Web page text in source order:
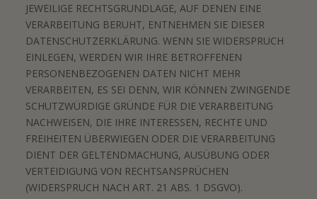
JEWEILIGE RECHTSGRUNDLAGE, AUF DENEN EINE
VERARBEITUNG BERUHT, ENTNEHMEN SIE DIESER
DATENSCHUTZERKLÄRUNG. WENN SIE WIDERSPRUCH
EINLEGEN, WERDEN WIR IHRE BETROFFENEN
PERSONENBEZOGENEN DATEN NICHT MEHR
VERARBEITEN, ES SEI DENN, WIR KÖNNEN ZWINGENDE
SCHUTZWÜRDIGE GRÜNDE FÜR DIE VERARBEITUNG
NACHWEISEN, DIE IHRE INTERESSEN, RECHTE UND
FREIHEITEN ÜBERWIEGEN ODER DIE VERARBEITUNG
DIENT DER GELTENDMACHUNG, AUSÜBUNG ODER
VERTEIDIGUNG VON RECHTSANSPRÜCHEN
(WIDERSPRUCH NACH ART. 21 ABS. 1 DSGVO).